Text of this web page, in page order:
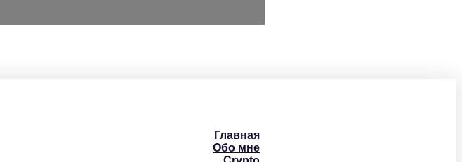
Главная
Обо мне